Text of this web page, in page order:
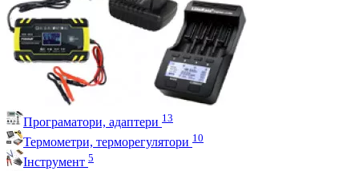
Програматори, адаптери 13
Термометри, терморегулятори 10
Інструмент 5